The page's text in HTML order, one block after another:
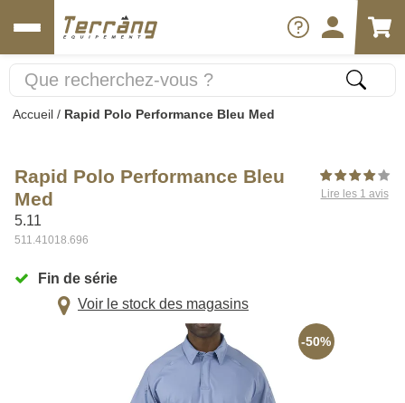
Accueil / Rapid Polo Performance Bleu Med
Rapid Polo Performance Bleu
Med
5.11
511.41018.696
Lire les 1 avis
Fin de série
Voir le stock des magasins
-50%